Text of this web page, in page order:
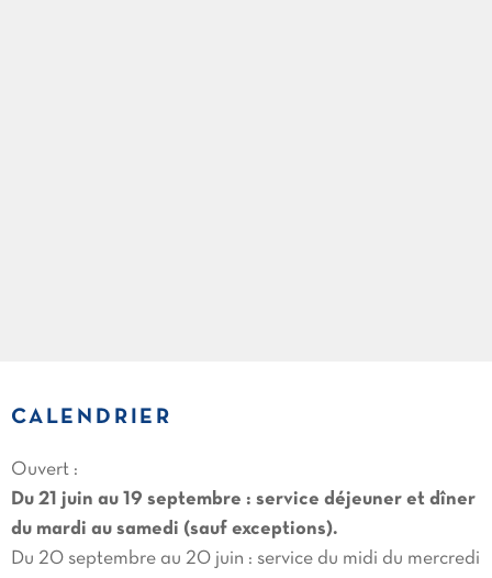
CALENDRIER
Ouvert :
Du 21 juin au 19 septembre : service déjeuner et dîner
du mardi au samedi (sauf exceptions).
Du 20 septembre au 20 juin : service du midi du mercredi